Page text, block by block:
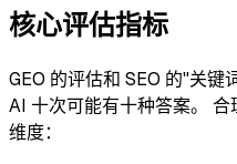
核心评估指标
GEO 的评估和 SEO 的"关键
AI 十次可能有十种答案。
维度：